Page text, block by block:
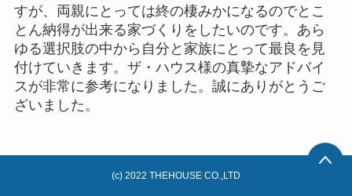
すが、両親にとっては終の棲みかになるのでとこ
とん納得が出来る家づくりをしたいのです。あら
ゆる選択肢の中から自分と家族にとって最良を見
付けていきます。ザ・ハウス様の真摯なアドバイ
スが非常に参考になりました。誠にありがとうご
ざいました。
(c) 2022 THEHOUSE CO.,LTD